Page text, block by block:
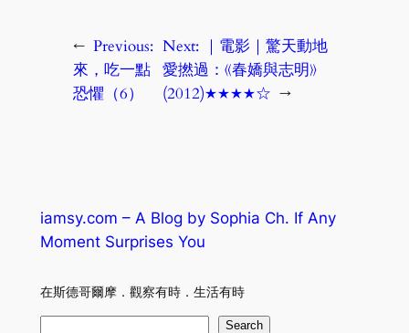
← Previous:
來，吃一點
恐懼（6）
Next: ｜電影｜驚天動地
愛撚過：《春嬌與志明》
(2012)★★★★☆ →
iamsy.com – A Blog by Sophia Ch. If Any
Moment Surprises You
在斯德哥爾摩．觀察有時．生活有時
Search